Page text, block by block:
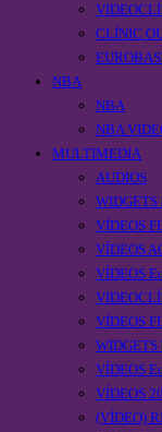
CLÍNIC
NBA
NBA
NBA
MULTIMEDIA
AUDIOS
WIDGETS
VÍDEOS
VÍDEOS
VÍDEOS
VÍDEOS
WIDGETS
VÍDEOS
VÍDEOS
(VÍDEO)